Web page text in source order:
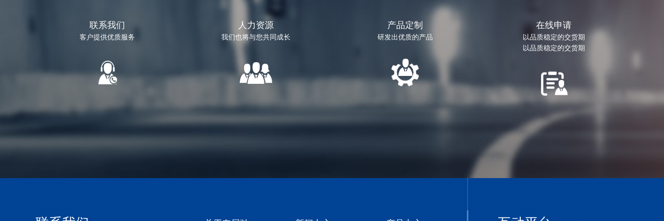
联系我们
客户提供优质服务
人力资源
我们也将与您共同成长
产品定制
研发出优质的产品
在线申请
以品质稳定的交货期
以品质稳定的交货期